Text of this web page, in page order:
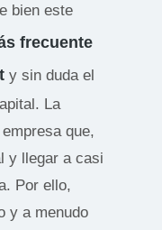
bien este
frecuente
y sin duda el
La
que,
y llegar a casi
Por ello,
y a menudo